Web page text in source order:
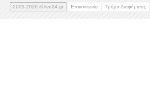
2003-2026 © live24.gr
Επικοινωνία Τμήμα Διαφήμισης